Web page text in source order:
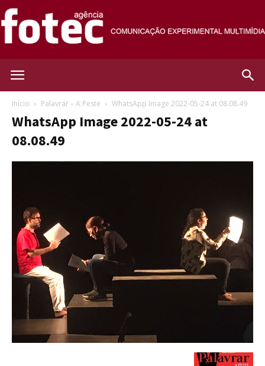
Início Palavrar – A Peste WhatsApp Image 2022-05-24 at 08.08.49
WhatsApp Image 2022-05-24 at
08.08.49